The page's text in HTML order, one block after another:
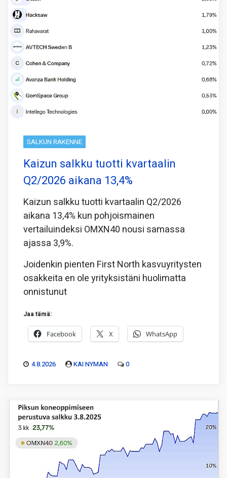
SALKUN RAKENNE
Kaizun salkku tuotti kvartaalin
Q2/2026 aikana 13,4%
Kaizun salkku tuotti kvartaalin Q2/2026
aikana 13,4% kun pohjoismainen
vertailuindeksi OMXN40 nousi samassa
ajassa 3,9%.
Joidenkin pienten First North kasvuyritysten
osakkeita en ole yrityksistäni huolimatta
onnistunut
Jaa tämä:
Facebook X WhatsApp
4.8.2026 KAI NYMAN 0